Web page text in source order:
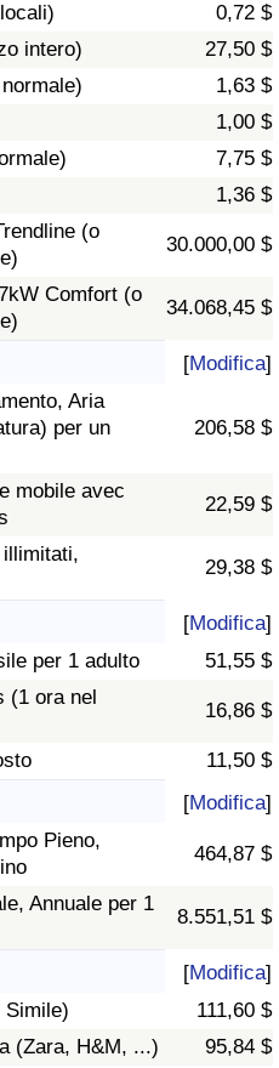
0,72 $
intero)
27,50 $
1,63 $
1,00 $
7,75 $
1,36 $
(o
30.000,00 $
Comfort (o
34.068,45 $
[Modifica]
Aria
per un
206,58 $
mobile avec
22,59 $
illimitati,
29,38 $
[Modifica]
per 1 adulto
51,55 $
(1 ora nel
16,86 $
11,50 $
[Modifica]
Pieno,
464,87 $
Annuale per 1
8.551,51 $
[Modifica]
Simile)
111,60 $
(Zara, H&M, ...)
95,84 $